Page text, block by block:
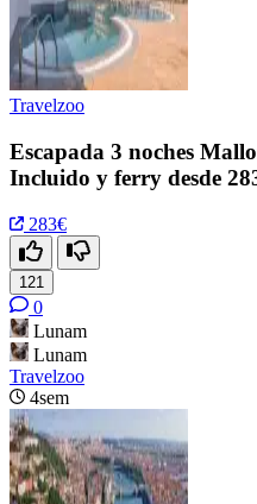
Travelzoo
Escapada 3 noches
Incluido y ferry desde
283€
121
0
Lunam
Lunam
Travelzoo
4sem